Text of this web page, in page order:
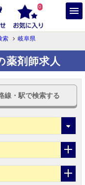
0
索
岐阜県
薬剤師求人
線・駅で検索する